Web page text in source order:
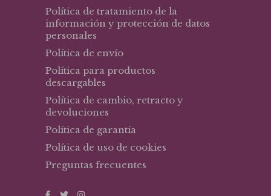
Política de tratamiento de la
información y protección de datos
personales
Política de envío
Política para productos
descargables
Política de cambio, retracto y
devoluciones
Política de garantía
Política de uso de cookies
Preguntas frecuentes